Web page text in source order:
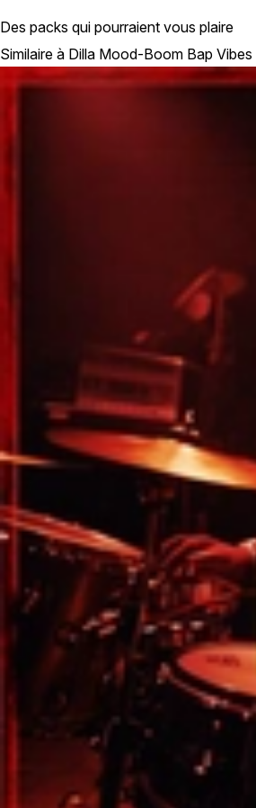
Des packs qui pourraient vous plaire
Similaire à Dilla Mood-Boom Bap Vibes